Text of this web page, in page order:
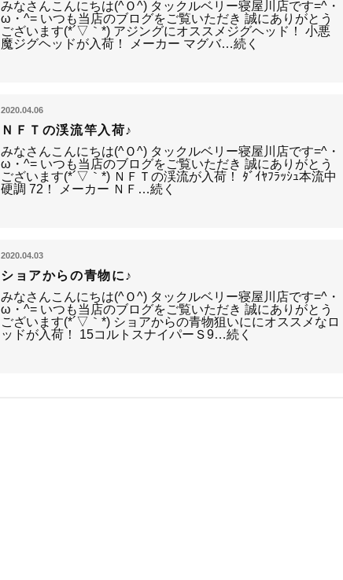
みなさんこんにちは(^Ｏ^) タックルベリー寝屋川店です=^・
ω・^= いつも当店のブログをご覧いただき 誠にありがとう
ございます(*´▽｀*) アジングにオススメジグヘッド！ 小悪
魔ジグヘッドが入荷！ メーカー マグバ…続く
2020.04.06
ＮＦＴの渓流竿入荷♪
みなさんこんにちは(^Ｏ^) タックルベリー寝屋川店です=^・
ω・^= いつも当店のブログをご覧いただき 誠にありがとう
ございます(*´▽｀*) ＮＦＴの渓流が入荷！ ﾀﾞｲﾔﾌﾗｯｼｭ本流中
硬調 72！ メーカー ＮＦ…続く
2020.04.03
ショアからの青物に♪
みなさんこんにちは(^Ｏ^) タックルベリー寝屋川店です=^・
ω・^= いつも当店のブログをご覧いただき 誠にありがとう
ございます(*´▽｀*) ショアからの青物狙いににオススメなロ
ッドが入荷！ 15コルトスナイパーＳ9…続く